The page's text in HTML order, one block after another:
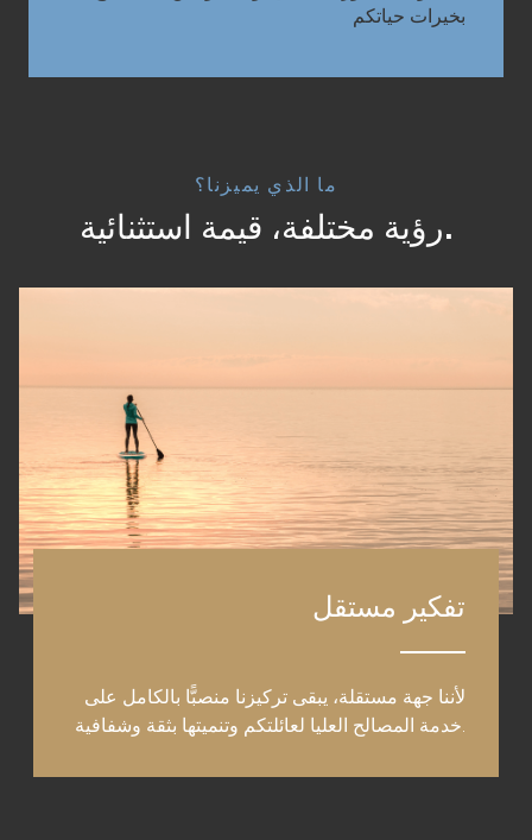
بخيرات حياتكم
ما الذي يميزنا؟
رؤية مختلفة، قيمة استثنائية.
تفكير مستقل
لأننا جهة مستقلة، يبقى تركيزنا منصبًّا بالكامل على